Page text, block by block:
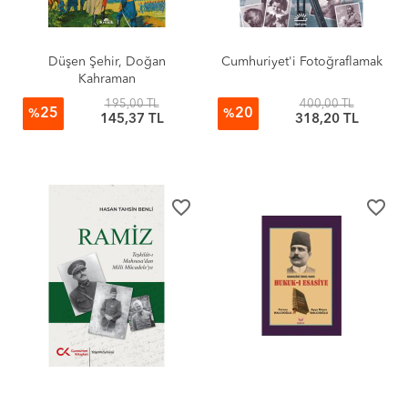
Düşen Şehir, Doğan
Kahraman
%25
195,00 TL
145,37 TL
Cumhuriyet'i Fotoğraflamak
%20
400,00 TL
318,20 TL
favorite_border favorite_border